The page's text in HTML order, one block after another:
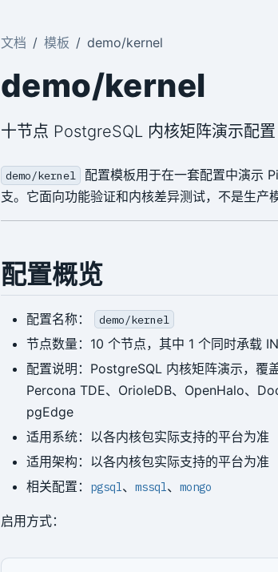
文档 模板 demo/kernel
demo/kernel
十节点 PostgreSQL 内核矩阵演示配置
demo/kernel
配置模板用于在一套配置中演示
支。它面向功能验证和内核差异测试，不是生产模
配置概览
配置名称： demo/kernel
节点数量：10 个节点，其中 1 个同时承载
配置说明：PostgreSQL 内核矩阵演示，覆
Percona TDE、OrioleDB、OpenHalo、
pgEdge
适用系统：以各内核包实际支持的平台为准
适用架构：以各内核包实际支持的平台为准
相关配置：
pgsql 、 mssql 、 mongo
启用方式：